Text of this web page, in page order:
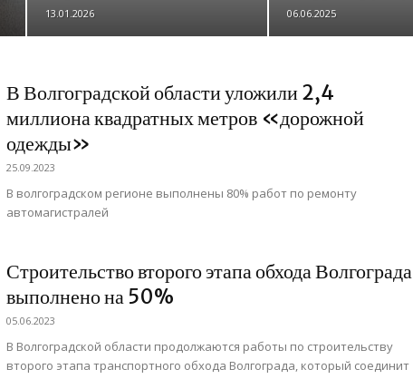
13.01.2026 06.06.2025
В Волгоградской области уложили 2,4
миллиона квадратных метров «дорожной
одежды»
25.09.2023
В волгоградском регионе выполнены 80% работ по ремонту
автомагистралей
Строительство второго этапа обхода Волгограда
выполнено на 50%
05.06.2023
В Волгоградской области продолжаются работы по строительству
второго этапа транспортного обхода Волгограда, который соединит